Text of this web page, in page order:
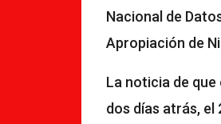
Nacional de
Apropiación de
La noticia de
dos días atrás, el